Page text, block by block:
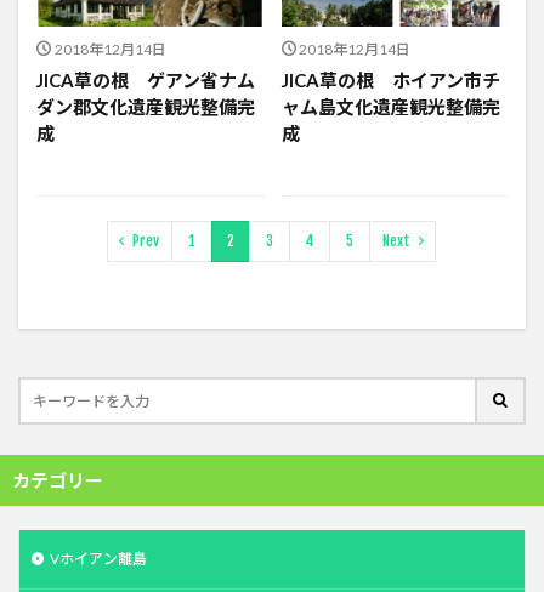
2018年12月14日
JICA草の根 ゲアン省ナム
ダン郡文化遺産観光整備完
成
2018年12月14日
JICA草の根 ホイアン市チ
ャム島文化遺産観光整備完
成
Prev 1 2 3 4 5 Next
カテゴリー
Vホイアン離島